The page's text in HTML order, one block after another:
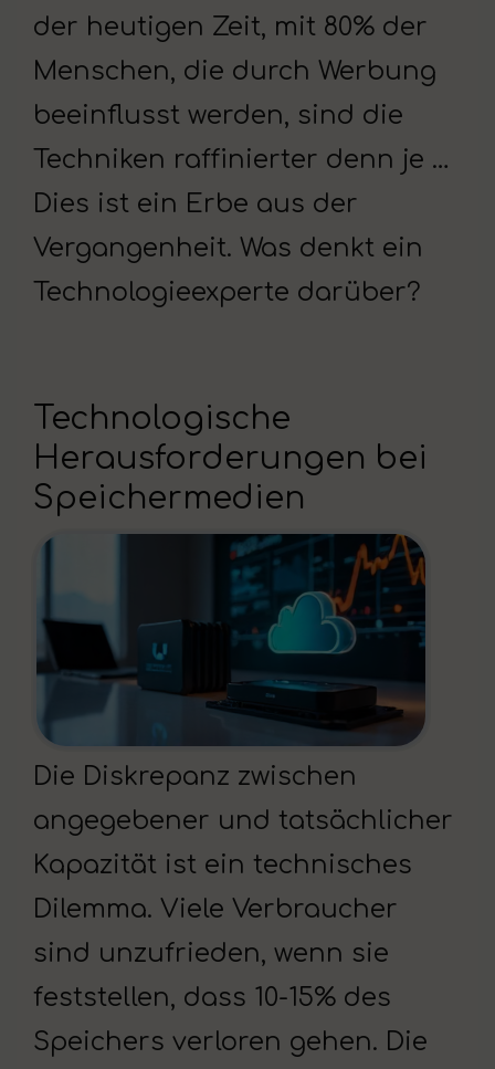
der heutigen Zeit, mit 80% der
Menschen, die durch Werbung
beeinflusst werden, sind die
Techniken raffinierter denn je …
Dies ist ein Erbe aus der
Vergangenheit. Was denkt ein
Technologieexperte darüber?
Technologische
Herausforderungen bei
Speichermedien
Die Diskrepanz zwischen
angegebener und tatsächlicher
Kapazität ist ein technisches
Dilemma. Viele Verbraucher
sind unzufrieden, wenn sie
feststellen, dass 10-15% des
Speichers verloren gehen. Die